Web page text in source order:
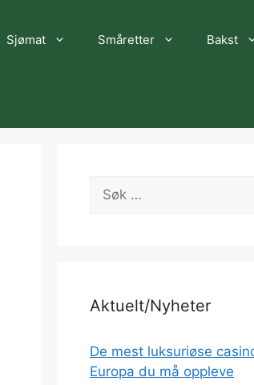
Sjømat Småretter Bakst
Søk
etter:
Aktuelt/Nyheter
De mest luksuriøse
Europa du må oppleve